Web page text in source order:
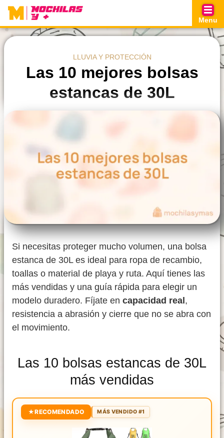
Skip
content
Menu
LLUVIA Y PROTECCIÓN
Las 10 mejores bolsas
estancas de 30L
Si necesitas proteger mucho volumen, una bolsa
estanca de 30L es ideal para ropa de recambio,
toallas o material de playa y ruta. Aquí tienes las
más vendidas y una guía rápida para elegir un
modelo duradero. Fíjate en capacidad real ,
resistencia a abrasión y cierre que no se abra con
el movimiento.
Las 10 bolsas estancas de 30L
más vendidas
★RECOMENDADO MÁS VENDIDO #1